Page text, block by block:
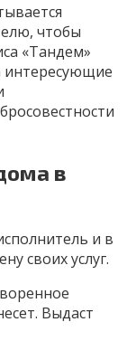
чтобы
«Тандем»
интересующие
в
и в
своих услуг.
Выдаст